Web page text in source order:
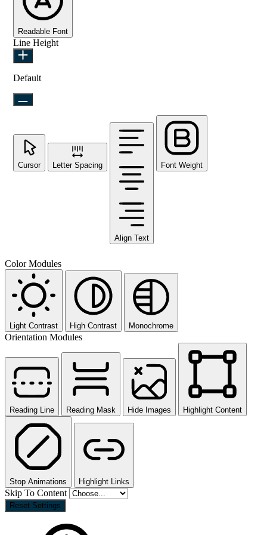
Readable Font
Line Height
Default
Cursor Letter Spacing
Align Text
Font Weight
Color Modules
Light Contrast High Contrast Monochrome
Orientation Modules
Reading Line Reading Mask Hide Images Highlight Content
Stop Animations Highlight Links
Skip To Content
Reset Settings